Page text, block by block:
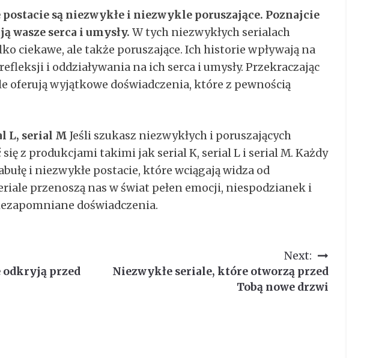
są niezwykłe i niezwykle poruszające. Poznajcie
serca i umysły. W tych niezwykłych serialach
ciekawe, ale także poruszające. Ich historie wpływają na
i oddziaływania na ich serca i umysły. Przekraczając
oferują wyjątkowe doświadczenia, które z pewnością
L, serial M Jeśli szukasz niezwykłych i poruszających
z produkcjami takimi jak serial K, serial L i serial M. Każdy
i niezwykłe postacie, które wciągają widza od
przenoszą nas w świat pełen emocji, niespodzianek i
doświadczenia.
odkryją przed
Next:
Niezwykłe seriale, które otworzą przed
Tobą nowe drzwi